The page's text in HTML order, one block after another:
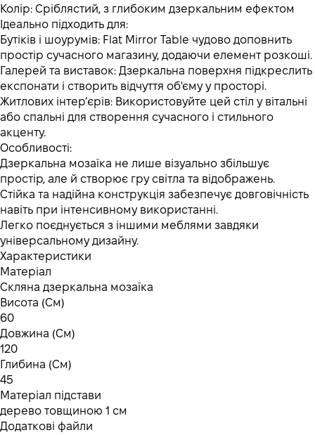
Колір: Сріблястий, з глибоким дзеркальним ефектом
Ідеально підходить для:
Бутіків і шоурумів: Flat Mirror Table чудово доповнить
простір сучасного магазину, додаючи елемент розкоші.
Галерей та виставок: Дзеркальна поверхня підкреслить
експонати і створить відчуття об'єму у просторі.
Житлових інтер’єрів: Використовуйте цей стіл у вітальні
або спальні для створення сучасного і стильного
акценту.
Особливості:
Дзеркальна мозаїка не лише візуально збільшує
простір, але й створює гру світла та відображень.
Стійка та надійна конструкція забезпечує довговічність
навіть при інтенсивному використанні.
Легко поєднується з іншими меблями завдяки
універсальному дизайну.
Характеристики
Матеріал
Скляна дзеркальна мозаїка
Висота (См)
60
Довжина (См)
120
Глибина (См)
45
Матеріал підстави
дерево товщиною 1 см
Додаткові файли